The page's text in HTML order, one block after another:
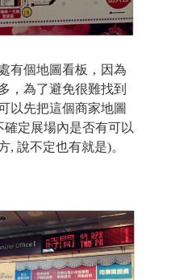
有個地圖看板，因為
，為了避免很難找到
以先把這個商家地圖
定展場內是否有可以
, 說不定也有就是)。